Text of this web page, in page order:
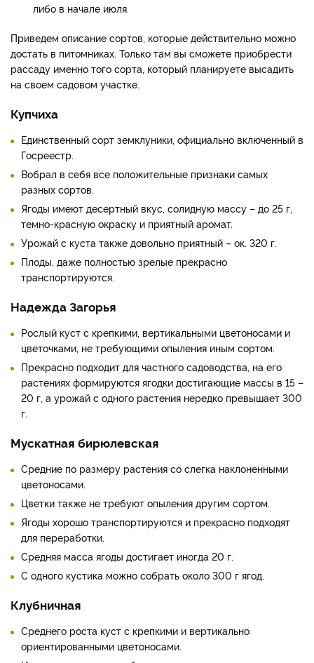
либо в начале июля.
Приведем описание сортов, которые действительно можно
достать в питомниках. Только там вы сможете приобрести
рассаду именно того сорта, который планируете высадить
на своем садовом участке.
Купчиха
Единственный сорт земклуники, официально включенный в
Госреестр.
Вобрал в себя все положительные признаки самых
разных сортов.
Ягоды имеют десертный вкус, солидную массу – до 25 г,
темно-красную окраску и приятный аромат.
Урожай с куста также довольно приятный – ок. 320 г.
Плоды, даже полностью зрелые прекрасно
транспортируются.
Надежда Загорья
Рослый куст с крепкими, вертикальными цветоносами и
цветочками, не требующими опыления иным сортом.
Прекрасно подходит для частного садоводства, на его
растениях формируются ягодки достигающие массы в 15 –
20 г, а урожай с одного растения нередко превышает 300
г.
Мускатная бирюлевская
Средние по размеру растения со слегка наклоненными
цветоносами.
Цветки также не требуют опыления другим сортом.
Ягоды хорошо транспортируются и прекрасно подходят
для переработки.
Средняя масса ягоды достигает иногда 20 г.
С одного кустика можно собрать около 300 г ягод.
Клубничная
Среднего роста куст с крепкими и вертикально
ориентированными цветоносами.